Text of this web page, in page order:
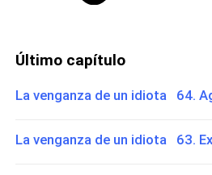
Último capítulo
La venganza de un idiota 64.
La venganza de un idiota 63.